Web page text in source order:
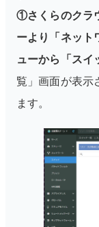
①さくらのクラ
ーより「ネット
ューから「スイ
覧」画面が表示
ます。